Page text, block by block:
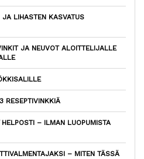
JA LIHASTEN KASVATUS
JA NEUVOT ALOITTELIJALLE
RESEPTIVINKKIÄ
– ILMAN LUOPUMISTA
– MITEN TÄSSÄ